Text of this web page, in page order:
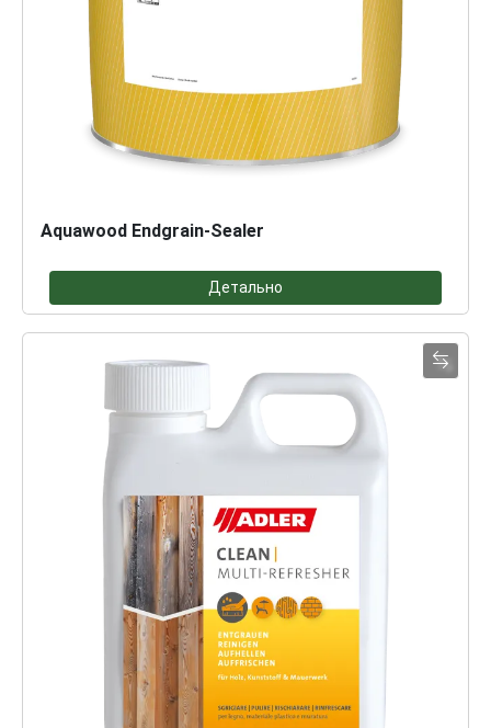
Aquawood Endgrain-Sealer
Детально